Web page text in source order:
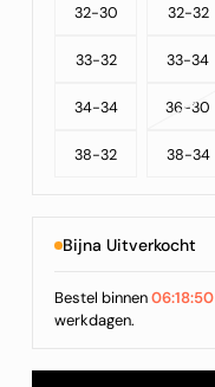
Beschikbaar
32-30 32-32
33-32 33-34
34-34 36-30
38-32 38-34
Bijna Uitverkocht
Bestel binnen06:18:49
werkdagen.